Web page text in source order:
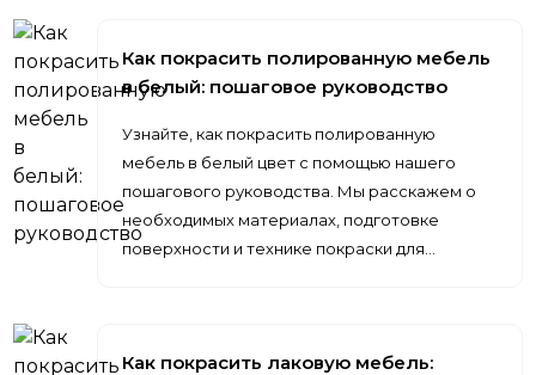
Как покрасить полированную мебель
в белый: пошаговое руководство
Узнайте, как покрасить полированную
мебель в белый цвет с помощью нашего
пошагового руководства. Мы расскажем о
необходимых материалах, подготовке
поверхности и технике покраски для…
Как покрасить лаковую мебель: